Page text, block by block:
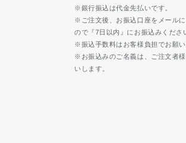
※銀行振込は代金先払いです。
※ご注文後、お振込口座をメール
ので『7日以内』にお振込みくださ
※振込手数料はお客様負担でお願い
※お振込みのご名義は、ご注文者
いします。